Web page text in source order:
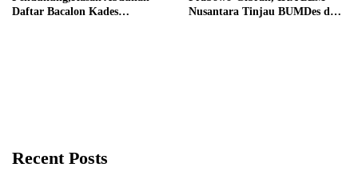
Daftar Bacalon Kades
Nusantara Tinjau BUMDes dan
Recent Posts